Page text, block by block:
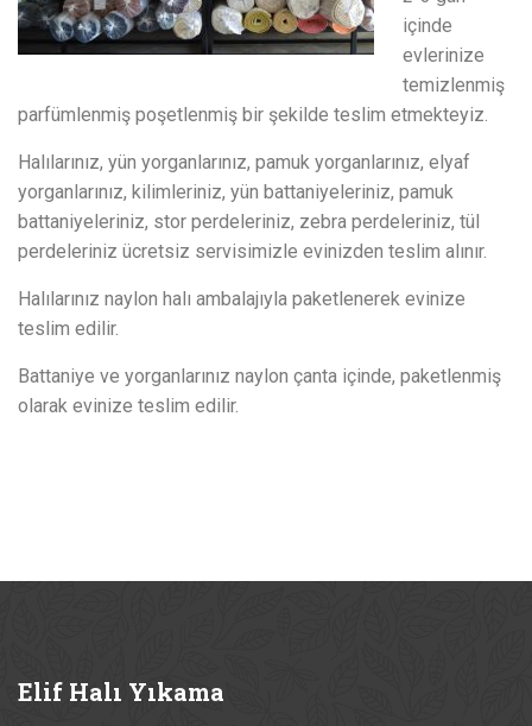
içinde
evlerinize
temizlenmiş
parfümlenmiş poşetlenmiş bir şekilde teslim etmekteyiz.
Halılarınız, yün yorganlarınız, pamuk yorganlarınız, elyaf
yorganlarınız, kilimleriniz, yün battaniyeleriniz, pamuk
battaniyeleriniz, stor perdeleriniz, zebra perdeleriniz, tül
perdeleriniz ücretsiz servisimizle evinizden teslim alınır.
Halılarınız naylon halı ambalajıyla paketlenerek evinize
teslim edilir.
Battaniye ve yorganlarınız naylon çanta içinde, paketlenmiş
olarak evinize teslim edilir.
Elif Halı Yıkama